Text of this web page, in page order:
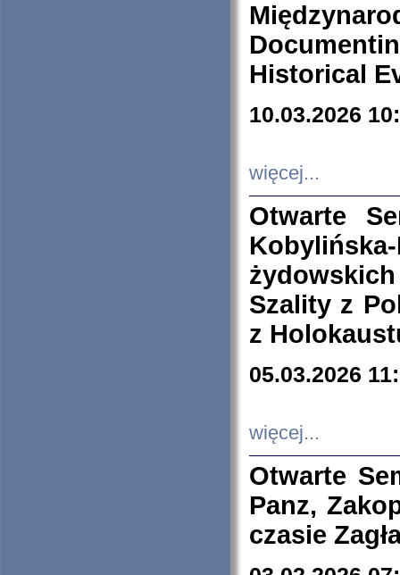
Historical
10.03.2026
więcej...
Otwarte
Szality z
z
05.03.2026
więcej...
Otwarte
Panz,
czasie